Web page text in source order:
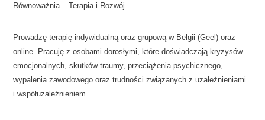
Równoważnia – Terapia i Rozwój
Prowadzę terapię indywidualną oraz grupową w Belgii (Geel) oraz
online. Pracuję z osobami dorosłymi, które doświadczają kryzysów
emocjonalnych, skutków traumy, przeciążenia psychicznego,
wypalenia zawodowego oraz trudności związanych z uzależnieniami
i współuzależnieniem.